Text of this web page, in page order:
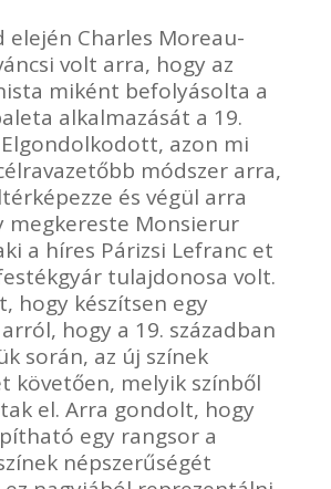
elején Charles Moreau-
volt arra, hogy az
miként befolyásolta a
alkalmazását a 19.
azon mi
módszer arra,
és végül arra
Monsierur
a híres Párizsi Lefranc et
tulajdonosa volt.
hogy készítsen egy
hogy a 19. században
során, az új színek
követően, melyik színből
el. Arra gondolt, hogy
egy rangsor a
népszerűségét